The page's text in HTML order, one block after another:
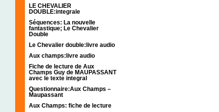
LE CHEVALIER
DOUBLE:integrale
Séquences: La nouvelle
fantastique; Le Chevalier
Double
Le Chevalier double:livre audio
Aux champs:livre audio
Fiche de lecture de Aux
Champs Guy de MAUPASSANT
avec le texte integral
Questionnaire:Aux Champs –
Maupassant
Aux Champs: fiche de lecture